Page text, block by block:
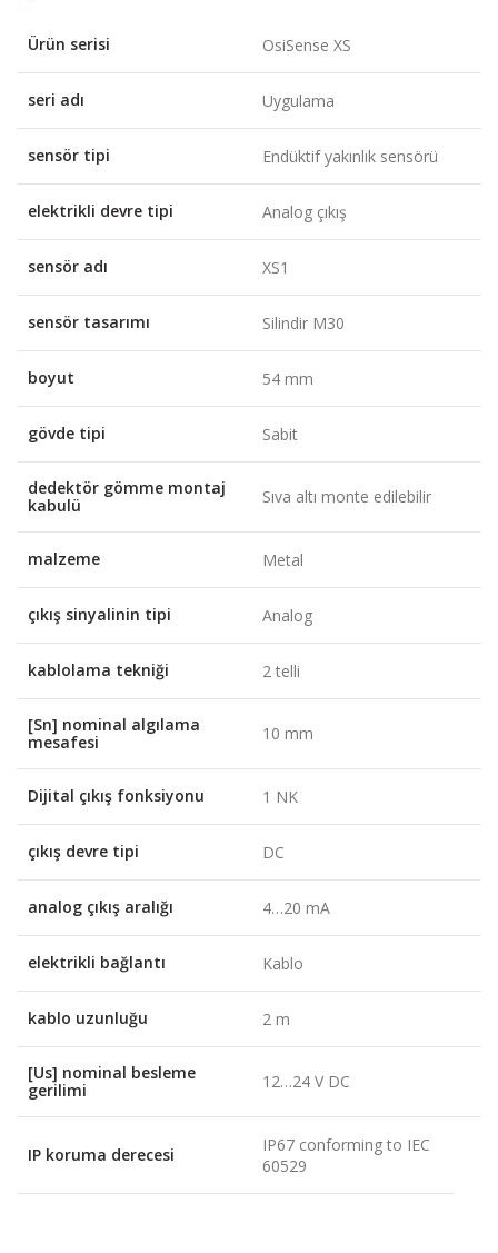
Ürün serisi OsiSense XS
seri adı Uygulama
sensör tipi Endüktif yakınlık sensörü
elektrikli devre tipi Analog çıkış
sensör adı XS1
sensör tasarımı Silindir M30
boyut 54 mm
gövde tipi Sabit
dedektör gömme montaj
kabulü
Sıva altı monte edilebilir
malzeme Metal
çıkış sinyalinin tipi Analog
kablolama tekniği 2 telli
[Sn] nominal algılama
mesafesi
10 mm
Dijital çıkış fonksiyonu 1 NK
çıkış devre tipi DC
analog çıkış aralığı 4…20 mA
elektrikli bağlantı Kablo
kablo uzunluğu 2 m
[Us] nominal besleme
gerilimi
12…24 V DC
IP koruma derecesi
IP67 conforming to IEC
60529